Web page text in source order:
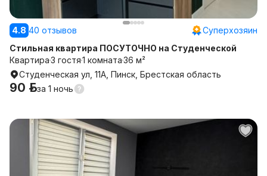
4.8 40 отзывов
Суперхозяин
Стильная квартира ПОСУТОЧНО на Студенческой
Квартира3 гостя1 комната36 м²
Студенческая ул, 11А, Пинск, Брестская область
90 р.за 1 ночь